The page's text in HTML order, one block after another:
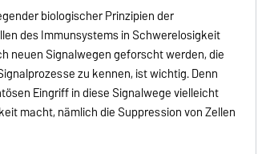
biologischer Prinzipien der
des Immunsystems in Schwerelosigkeit
neuen Signalwegen geforscht werden, die
zu kennen, ist wichtig. Denn
Eingriff in diese Signalwege vielleicht
macht, nämlich die Suppression von Zellen